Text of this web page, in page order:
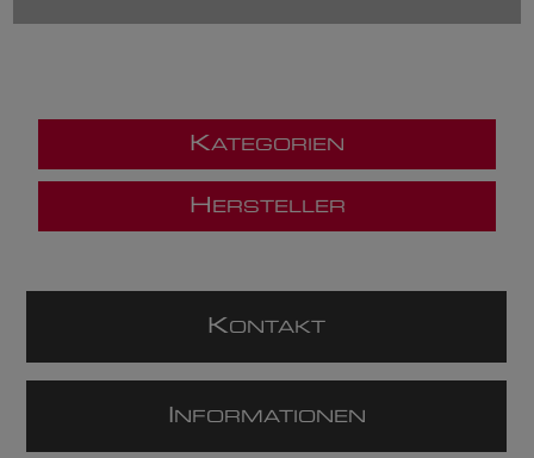
KATEGORIEN
H ERSTELLER
KONTAKT
NFORMATIONEN